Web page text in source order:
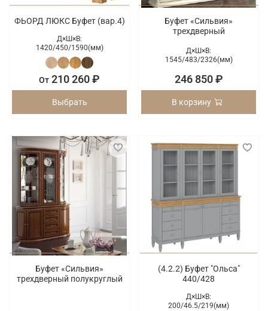
ФЬОРД ЛЮКС Буфет (вар.4)
Д×Ш×В:
1420/450/1590(мм)
От 210 260 ₽
Выбрать
Буфет «Сильвия»
трехдверный
Д×Ш×В:
1545/483/2326(мм)
246 850 ₽
В корзину
Буфет «Сильвия»
трехдверный полукруглый
(4.2.2) Буфет "Ольса"
440/428
Д×Ш×В:
200/46.5/219(мм)